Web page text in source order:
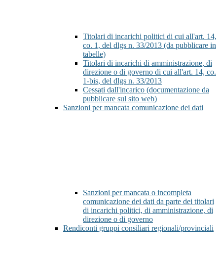
Titolari di incarichi politici di cui all'art. 14,
co. 1, del dlgs n. 33/2013 (da pubblicare in
tabelle)
Titolari di incarichi di amministrazione, di
direzione o di governo di cui all'art. 14, co.
1-bis, del dlgs n. 33/2013
Cessati dall'incarico (documentazione da
pubblicare sul sito web)
Sanzioni per mancata comunicazione dei dati
Sanzioni per mancata o incompleta
comunicazione dei dati da parte dei titolari
di incarichi politici, di amministrazione, di
direzione o di governo
Rendiconti gruppi consiliari regionali/provinciali